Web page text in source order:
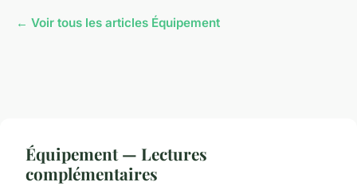
← Voir tous les articles Équipement
Équipement — Lectures
complémentaires